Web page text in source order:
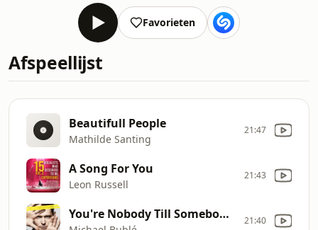
Favorieten
Afspeellijst
Beautifull People
Mathilde Santing
21:47
A Song For You
Leon Russell
21:43
You're Nobody Till Somebody Loves You 21:40